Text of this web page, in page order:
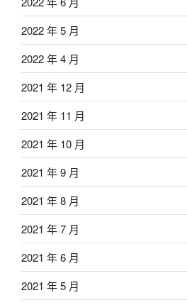
2022 年 5 月
2022 年 4 月
2021 年 12 月
2021 年 11 月
2021 年 10 月
2021 年 9 月
2021 年 8 月
2021 年 7 月
2021 年 6 月
2021 年 5 月